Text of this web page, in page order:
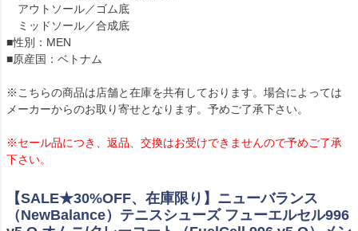
アウトソール／ゴム底
ミッドソール／合成底
■性別：MEN
■原産国：ベトナム
※こちらの商品は店舗と在庫を共有しております。場合によっては
メーカーからのお取り寄せとなります。予めご了承下さい。
※セール品につき、返品、交換はお受けできませんので予めご了承
下さい。
【SALE★30%OFF、在庫限り】ニューバランス
（NewBalance）テニスシューズ フューエルセル996